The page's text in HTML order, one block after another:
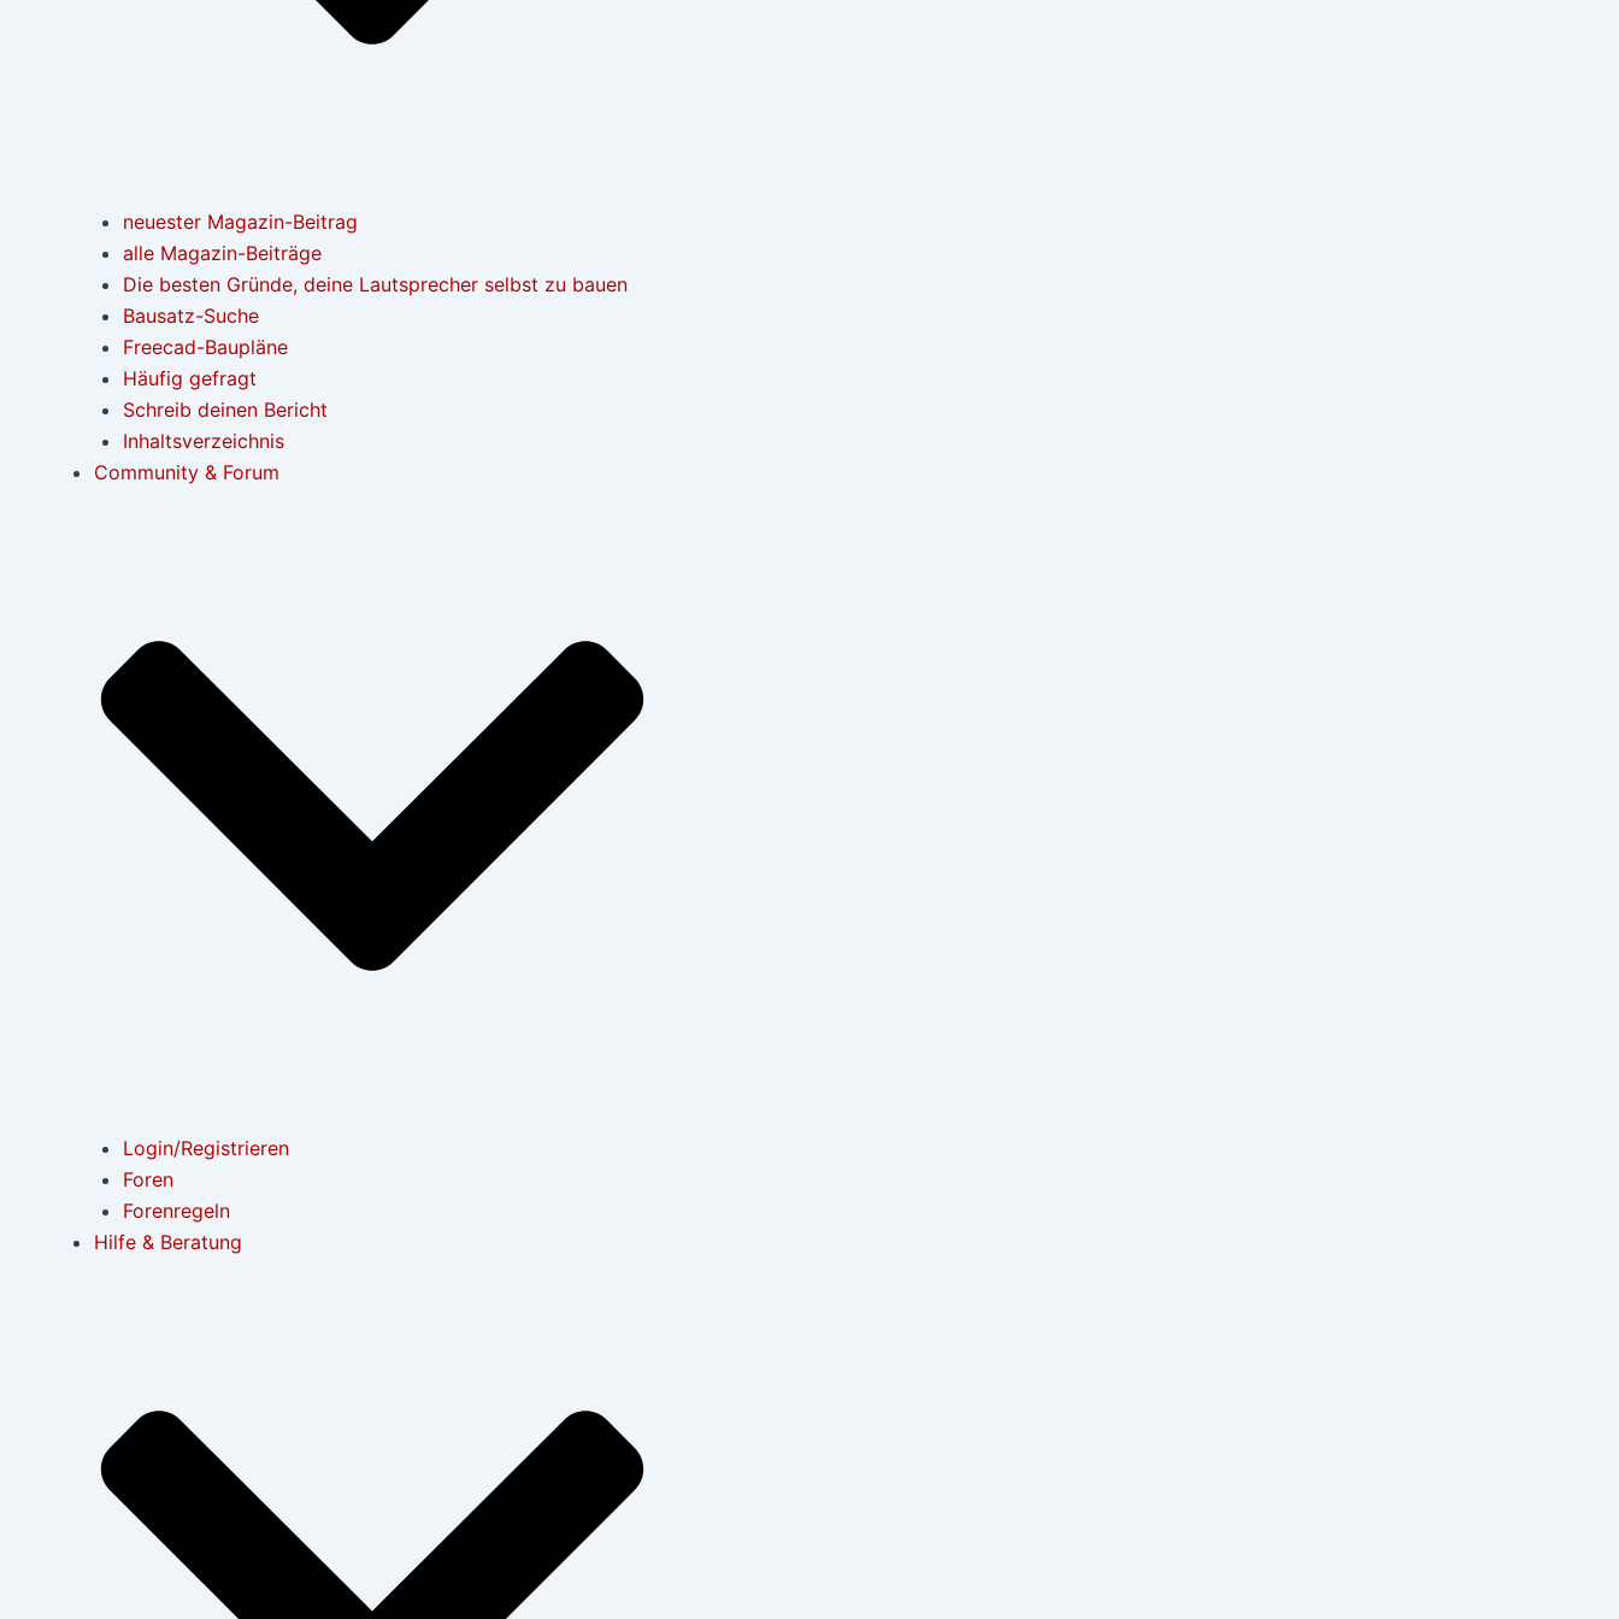
neuester Magazin-Beitrag
alle Magazin-Beiträge
Die besten Gründe, deine Lautsprecher selbst zu bauen
Bausatz-Suche
Freecad-Baupläne
Häufig gefragt
Schreib deinen Bericht
Inhaltsverzeichnis
Community & Forum
Login/Registrieren
Foren
Forenregeln
Hilfe & Beratung